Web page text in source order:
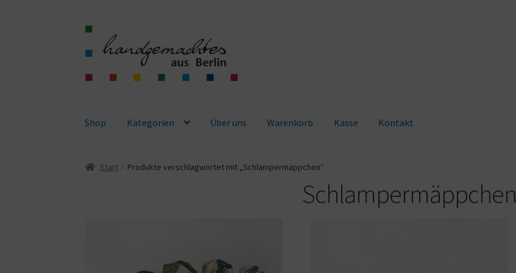
Zur
Navigation
Zum
Inhalt
Shop Kategorien Über uns Warenkorb Kasse Kontakt
Start Produkte verschlagwortet mit „Schlampermäppchen“
Schlampermäppchen